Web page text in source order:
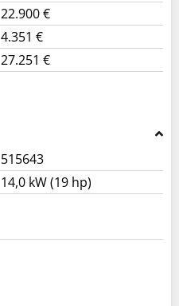
22.900 €
4.351 €
27.251 €
515643
14,0 kW (19 hp)